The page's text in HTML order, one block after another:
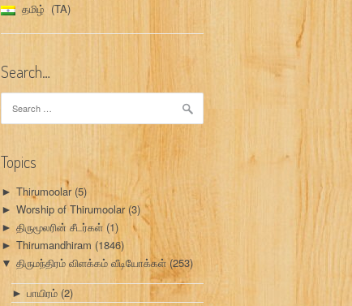
தமிழ்
TA
Search…
for:
Topics
► Thirumoolar(5)
► Worship of Thirumoolar(3)
► திருமூலரின் சீடர்கள் (1)
► Thirumandhiram (1846)
▼ திருமந்திரம் விளக்கம் வீடியோக்கள்(253)
► பாயிரம் (2)